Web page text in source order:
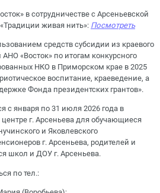
в сотрудничестве с Арсеньевской
живая нить»: Посмотреть
средств субсидии из краевого
«Восток» по итогам конкурсного
НКО в Приморском крае в 2025
воспитание, краеведение, а
Фонда президентских грантов».
с января по 31 июля 2026 года в
г. Арсеньева для обучающиеся
и Яковлевского
г. Арсеньева, родителей и
школ и ДОУ г. Арсеньева.
по тел.: